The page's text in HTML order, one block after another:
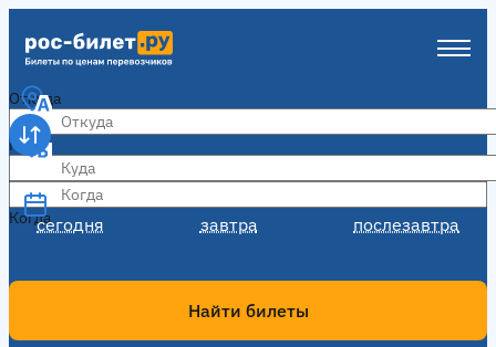
Откуда
Куда
Когда
сегодня завтра послезавтра
Когда
Найти билеты